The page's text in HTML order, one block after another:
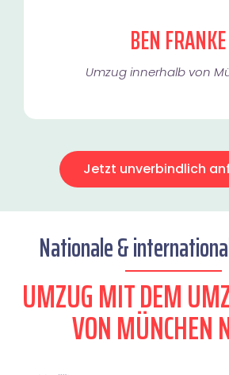
BEN FRANKE
Umzug innerhalb von
Jetzt unverbindlich
Nationale &
UMZUG MIT DEM
VON MÜNCHEN